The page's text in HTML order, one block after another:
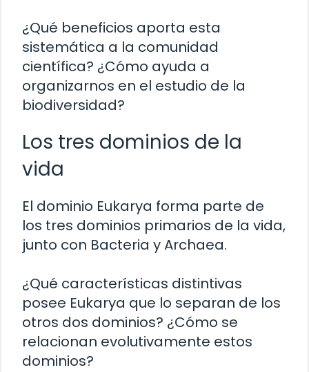
¿Qué beneficios aporta esta
sistemática a la comunidad
científica? ¿Cómo ayuda a
organizarnos en el estudio de la
biodiversidad?
Los tres dominios de la
vida
El dominio Eukarya forma parte de
los tres dominios primarios de la vida,
junto con Bacteria y Archaea.
¿Qué características distintivas
posee Eukarya que lo separan de los
otros dos dominios? ¿Cómo se
relacionan evolutivamente estos
dominios?